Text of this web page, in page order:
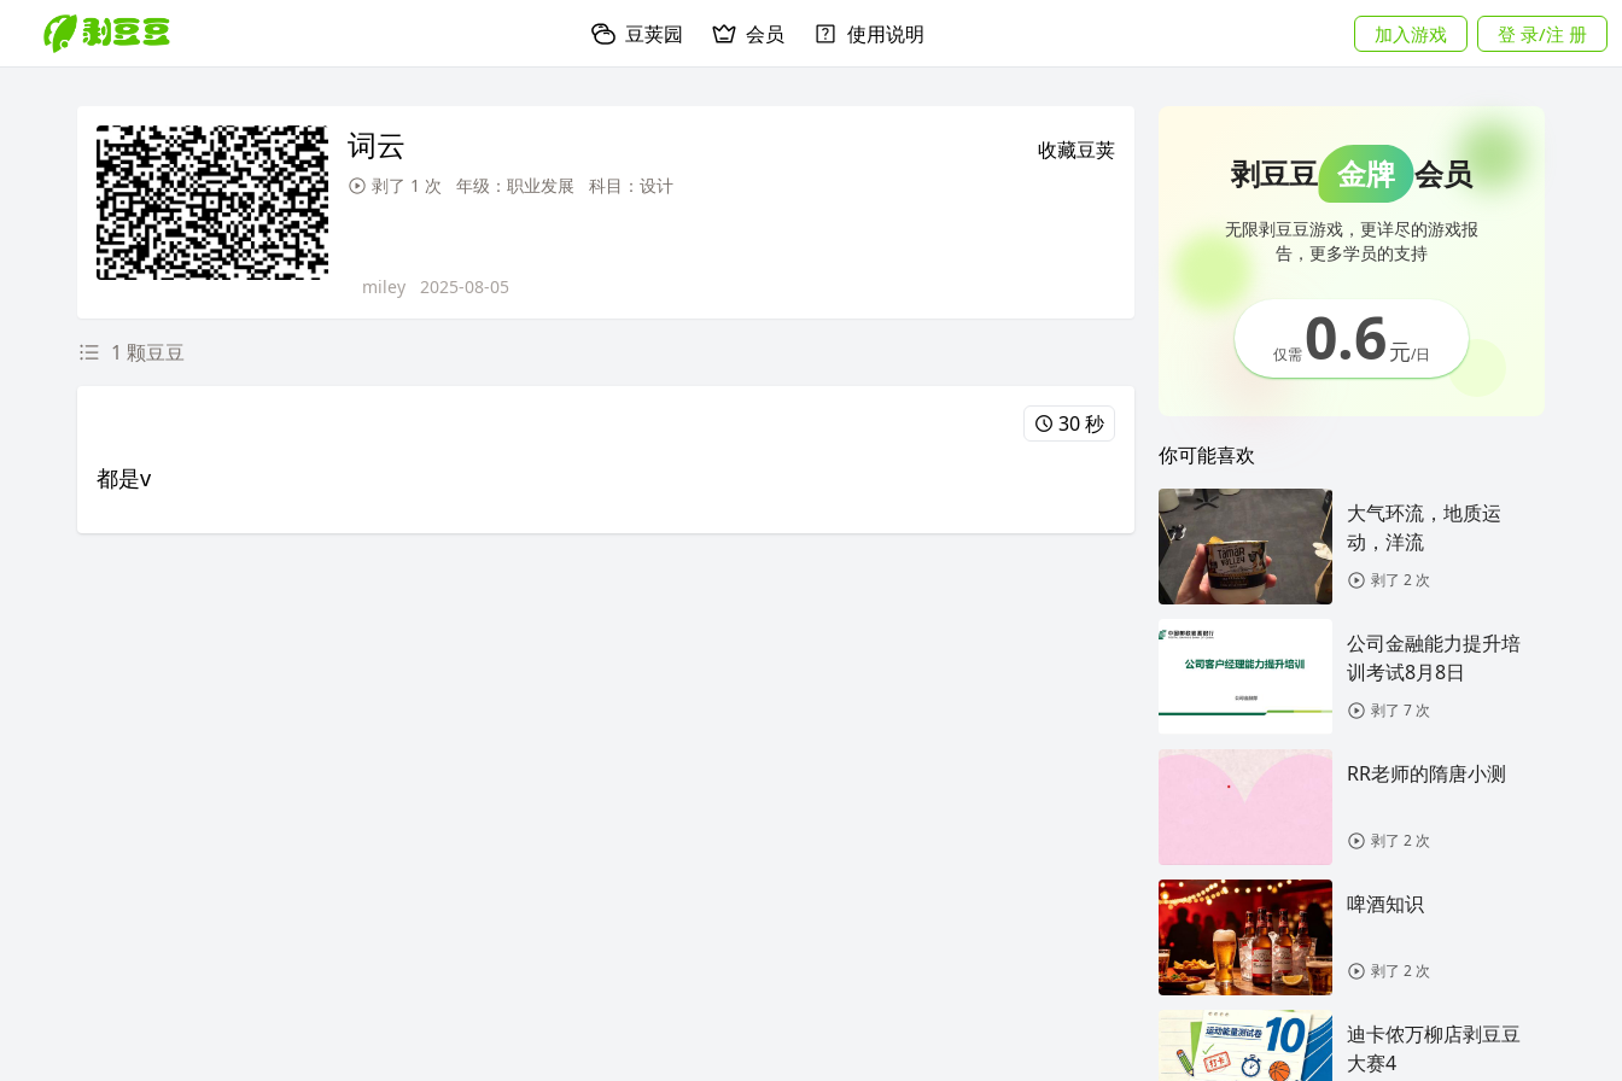
豆荚园 会员 使用说明 加入游戏 登 录/注 册
词云 收藏豆荚
剥了 1 次 年级：职业发展 科目：设计
miley 2025-08-05
1 颗豆豆
30 秒
都是v
剥豆豆 金牌 会员
无限剥豆豆游戏，更详尽的游戏报
告，更多学员的支持
仅需0.6元/日
你可能喜欢
大气环流，地质运
动，洋流
剥了 2 次
公司金融能力提升培
训考试8月8日
剥了 7 次
RR老师的隋唐小测
剥了 2 次
啤酒知识
剥了 2 次
迪卡侬万柳店剥豆豆
大赛4